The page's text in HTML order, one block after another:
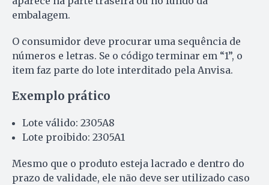
embalagem.
O consumidor deve procurar uma sequência de
números e letras. Se o código terminar em “1”, o
item faz parte do lote interditado pela Anvisa.
Exemplo prático
Lote válido: 2305A8
Lote proibido: 2305A1
Mesmo que o produto esteja lacrado e dentro do
prazo de validade, ele não deve ser utilizado caso